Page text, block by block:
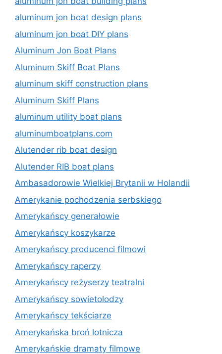
aluminum jon boat design plans
aluminum jon boat DIY plans
Aluminum Jon Boat Plans
Aluminum Skiff Boat Plans
aluminum skiff construction plans
Aluminum Skiff Plans
aluminum utility boat plans
aluminumboatplans.com
Alutender rib boat design
Alutender RIB boat plans
Ambasadorowie Wielkiej Brytanii w Holandii
Amerykanie pochodzenia serbskiego
Amerykańscy generałowie
Amerykańscy koszykarze
Amerykańscy producenci filmowi
Amerykańscy raperzy
Amerykańscy reżyserzy teatralni
Amerykańscy sowietolodzy
Amerykańscy tekściarze
Amerykańska broń lotnicza
Amerykańskie dramaty filmowe